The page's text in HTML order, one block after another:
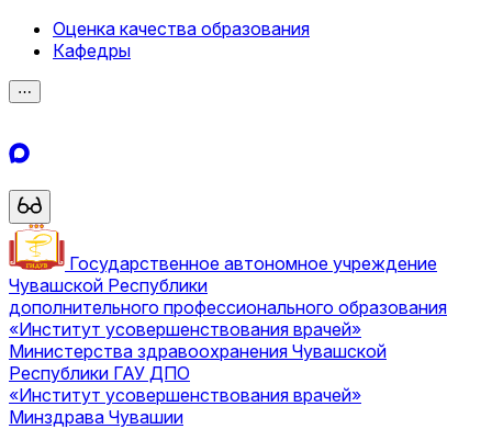
Оценка качества образования
Кафедры
⋯
Государственное автономное учреждение
Чувашской Республики
дополнительного профессионального образования
«Институт усовершенствования врачей»
Министерства здравоохранения Чувашской
Республики ГАУ ДПО
«Институт усовершенствования врачей»
Минздрава Чувашии